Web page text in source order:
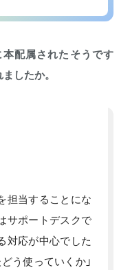
配属されたそうです
したか。
担当することにな
サポートデスクで
対応が中心でした
う使っていくか」